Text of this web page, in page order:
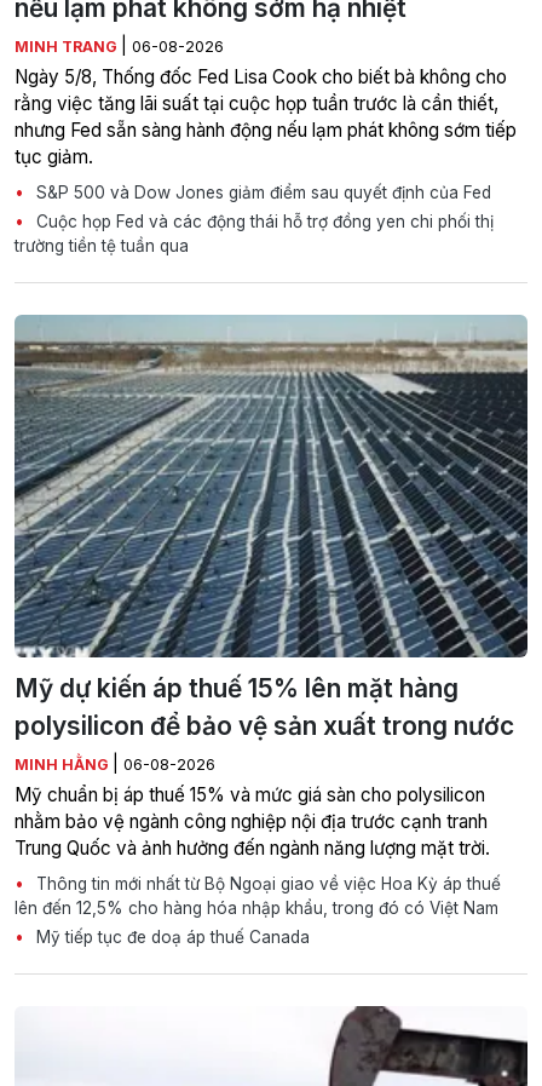
nếu lạm phát không sớm hạ nhiệt
MINH TRANG 06-08-2026
Ngày 5/8, Thống đốc Fed Lisa Cook cho biết bà không cho
rằng việc tăng lãi suất tại cuộc họp tuần trước là cần thiết,
nhưng Fed sẵn sàng hành động nếu lạm phát không sớm tiếp
tục giảm.
S&P 500 và Dow Jones giảm điểm sau quyết định của Fed
Cuộc họp Fed và các động thái hỗ trợ đồng yen chi phối thị
trường tiền tệ tuần qua
Mỹ dự kiến áp thuế 15% lên mặt hàng
polysilicon để bảo vệ sản xuất trong nước
MINH HẰNG 06-08-2026
Mỹ chuẩn bị áp thuế 15% và mức giá sàn cho polysilicon
nhằm bảo vệ ngành công nghiệp nội địa trước cạnh tranh
Trung Quốc và ảnh hưởng đến ngành năng lượng mặt trời.
Thông tin mới nhất từ Bộ Ngoại giao về việc Hoa Kỳ áp thuế
lên đến 12,5% cho hàng hóa nhập khẩu, trong đó có Việt Nam
Mỹ tiếp tục đe doạ áp thuế Canada